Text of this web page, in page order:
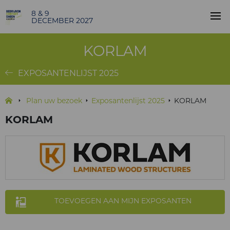
8 & 9
DECEMBER 2027
KORLAM
EXPOSANTENLIJST 2025
Plan uw bezoek Exposantenlijst 2025 KORLAM
KORLAM
TOEVOEGEN AAN MIJN EXPOSANTEN